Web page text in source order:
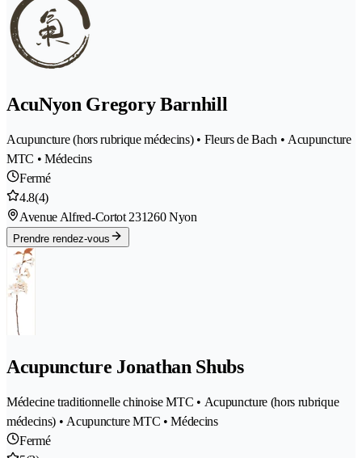
AcuNyon Gregory Barnhill
Acupuncture (hors rubrique médecins) • Fleurs de Bach • Acupuncture
MTC • Médecins
Fermé
4.8(4)
Avenue Alfred-Cortot 231260 Nyon
Prendre rendez-vous
Acupuncture Jonathan Shubs
Médecine traditionnelle chinoise MTC • Acupuncture (hors rubrique
médecins) • Acupuncture MTC • Médecins
Fermé